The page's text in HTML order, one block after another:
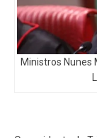
Ministros Nunes